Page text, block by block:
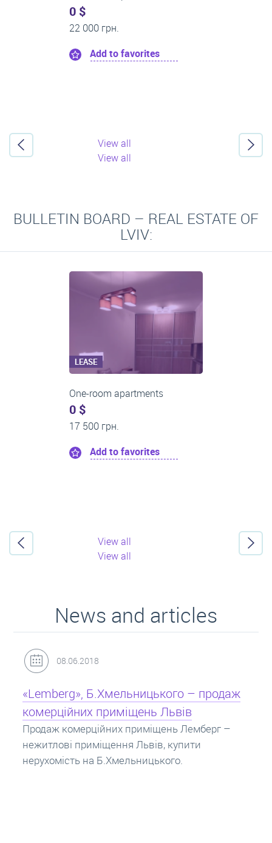
0 $
22 000 грн.
Add to favorites
View all
View all
BULLETIN BOARD – REAL ESTATE OF
LVIV:
LEASE
One-room apartments
0 $
17 500 грн.
Add to favorites
View all
View all
News and articles
08.06.2018
«Lemberg», Б.Хмельницького – продаж
комерційних приміщень Львів
Продаж комерційних приміщень Лемберг –
нежитлові приміщення Львів, купити
нерухомість на Б.Хмельницького.